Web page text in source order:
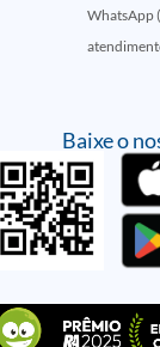
Baixe o
WhatsApp